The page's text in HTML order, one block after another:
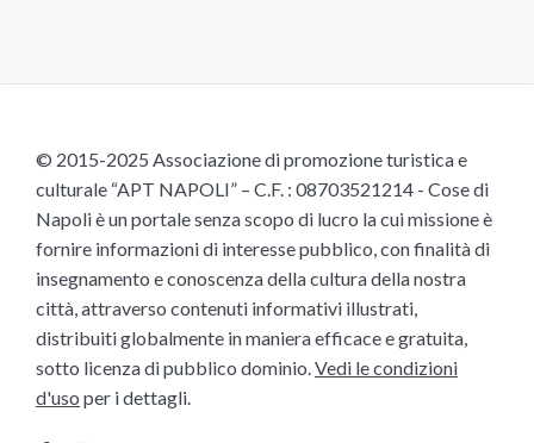
© 2015-2025 Associazione di promozione turistica e
culturale “APT NAPOLI” – C.F. : 08703521214 - Cose di
Napoli è un portale senza scopo di lucro la cui missione è
fornire informazioni di interesse pubblico, con finalità di
insegnamento e conoscenza della cultura della nostra
città, attraverso contenuti informativi illustrati,
distribuiti globalmente in maniera efficace e gratuita,
sotto licenza di pubblico dominio.Vedi le condizioni
d'uso per i dettagli.